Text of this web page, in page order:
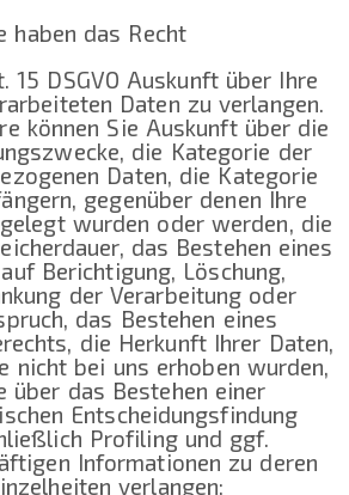
haben das Recht
15 DSGVO Auskunft über Ihre
Daten zu verlangen.
können Sie Auskunft über die
die Kategorie der
Daten, die Kategorie
gegenüber denen Ihre
wurden oder werden, die
das Bestehen eines
Berichtigung, Löschung,
der Verarbeitung oder
das Bestehen eines
die Herkunft Ihrer Daten,
nicht bei uns erhoben wurden,
über das Bestehen einer
Entscheidungsfindung
Profiling und ggf.
Informationen zu deren
verlangen;